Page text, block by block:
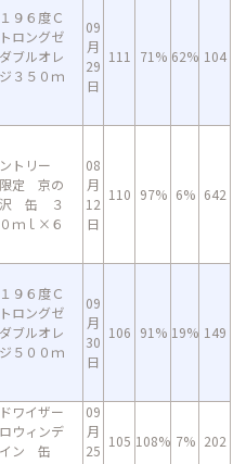
９６度Ｃ
ロングゼ
ブルオレ
３５０ｍ
09
月
29
日
111 71% 62% 104
トリー
定 京の
沢 缶 ３
ｍｌ×６
08
月
12
日
110 97% 6% 642
９６度Ｃ
ロングゼ
ブルオレ
５００ｍ
09
月
30
日
106 91% 19% 149
ワイザー
ウィンデ
ン 缶
09
月
25
105 108% 7% 202